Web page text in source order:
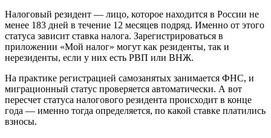
Налоговый резидент — лицо, которое находится в России не
менее 183 дней в течение 12 месяцев подряд. Именно от этого
статуса зависит ставка налога. Зарегистрироваться в
приложении «Мой налог» могут как резиденты, так и
нерезиденты, если у них есть РВП или ВНЖ.
На практике регистрацией самозанятых занимается ФНС, и
миграционный статус проверяется автоматически. А вот
пересчет статуса налогового резидента происходит в конце
года — именно тогда определяется, по какой ставке платились
взносы.